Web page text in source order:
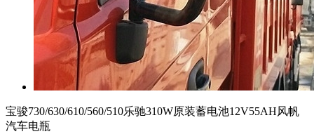
宝骏730/630/610/560/510乐驰310W原装蓄电池12V55AH风帆
汽车电瓶